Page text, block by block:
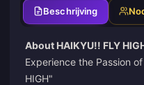
Beschrijving
About HAIKYU!! FLY
Experience the Passion
HIGH"